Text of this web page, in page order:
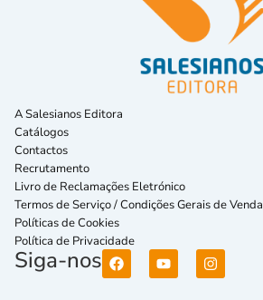
A Salesianos Editora
Catálogos
Contactos
Recrutamento
Livro de Reclamações Eletrónico
Termos de Serviço / Condições Gerais de Venda
Políticas de Cookies
Política de Privacidade
Siga-nos